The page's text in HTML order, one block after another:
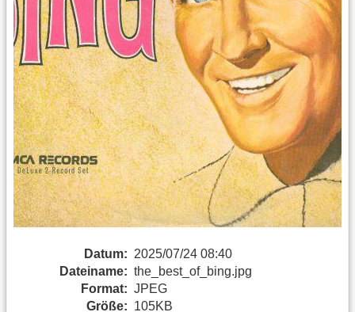
Datum: 2025/07/24 08:40
Dateiname: the_best_of_bing.jpg
Format: JPEG
Größe: 105KB